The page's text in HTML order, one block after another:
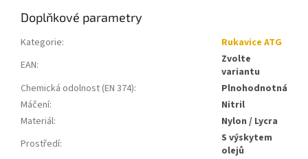
Doplňkové parametry
Kategorie:
Rukavice ATG
EAN:
Zvolte
variantu
Chemická odolnost (EN 374):
Plnohodnotná
Máčení:
Nitril
Materiál:
Nylon / Lycra
Prostředí:
S výskytem
olejů